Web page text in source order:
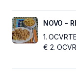
NOVO -
1.
€ 2.